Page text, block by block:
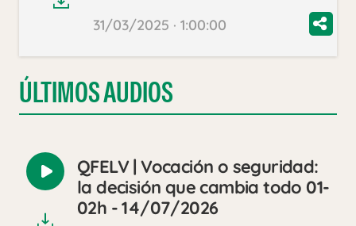
31/03/2025 · 1:00:00
ÚLTIMOS AUDIOS
Reproducir
audio
QFELV | Vocación o seguridad:
la decisión que cambia todo 01-
02h - 14/07/2026